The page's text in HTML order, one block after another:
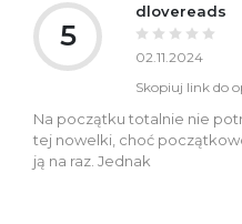
5
dlovereads
02.11.2024
Skopiuj link do
Na początku totalnie nie
tej nowelki, choć
ją na raz. Jednak